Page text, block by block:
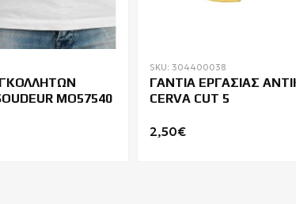
MO57540
SKU: 304400038
ΓΑΝΤΙΑ ΕΡΓΑΣΙΑΣ
CERVA CUT 5
2,50€